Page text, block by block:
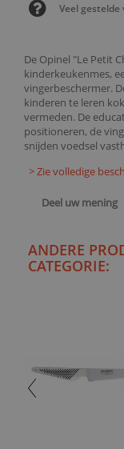
De Opinel "Le Petit
kinderkeukenmes,
vingerbeschermer.
kinderen te leren
vermeden. De
positioneren, de
snijden voedsel
> Zie volledige
Deel uw mening
Veel gestelde
ANDERE
CATEGORIE: